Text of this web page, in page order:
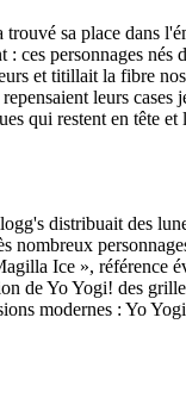
sa place dans
ces personnages
et titillait la fibre
leurs
qui restent en tête
distribuait des
nombreux
Ice », référence
de Yo Yogi! des
modernes : Yo